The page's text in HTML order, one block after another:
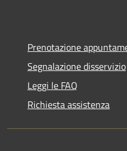
Prenotazione
Segnalazione disservizio
Leggi le FAQ
Richiesta assistenza